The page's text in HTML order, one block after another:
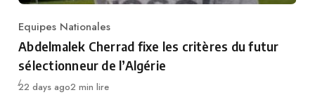
Category
Equipes Nationales
Abdelmalek Cherrad fixe les critères du futur
sélectionneur de l’Algérie
Publié
22 days ago2 min lire